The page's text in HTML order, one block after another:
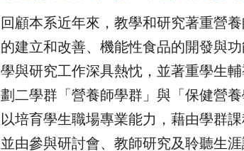
回顧本系近年來，教學和研究著重營
的建立和改善、機能性食品的開發與
學與研究工作深具熱忱，並著重學生
劃二學群「營養師學群」與「保健營
以培育學生職場專業能力，藉由學群
並由參與研討會、教師研究及聆聽生